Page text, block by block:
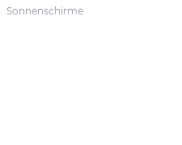
Sonnenschirme